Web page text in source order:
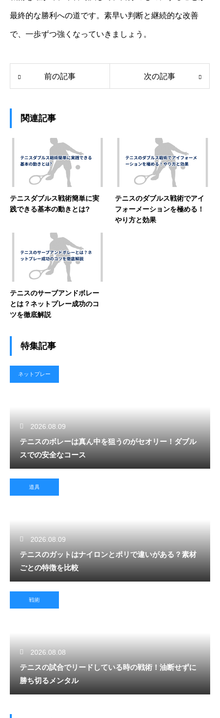
最終的な勝利への道です。素早い判断と継続的な改善
で、一歩ずつ強くなっていきましょう。
前の記事 次の記事
関連記事
テニスダブルス戦術簡単に実
践できる基本の動きとは?
テニスのダブルス戦術でアイ
フォーメーションを極める！
やり方と効果
テニスのサーブアンドボレー
とは？ネットプレー成功のコ
ツを徹底解説
特集記事
ネットプレー
2026.08.09
テニスのボレーは真ん中を狙うのがセオリー！ダブル
スでの安全なコース
道具
2026.08.09
テニスのガットはナイロンとポリで違いがある？素材
ごとの特徴を比較
戦術
2026.08.08
テニスの試合でリードしている時の戦術！油断せずに
勝ち切るメンタル